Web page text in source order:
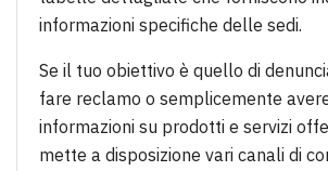
informazioni specifiche delle sedi.
Se il tuo obiettivo è quello di
fare reclamo o semplicemente
informazioni su prodotti e servizi
mette a disposizione vari canali di